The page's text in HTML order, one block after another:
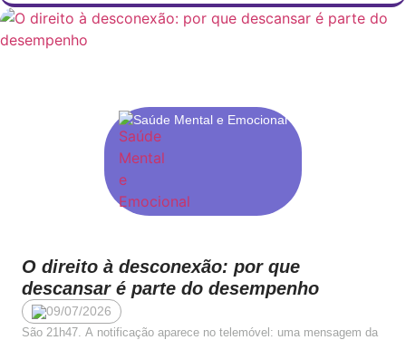
profissional tende a ser indireta, contida, traduzida em queixas
físicas ou em irritabilidade, raramente nomeada […]
Saúde Mental e Emocional
O direito à desconexão: por que
descansar é parte do desempenho
09/07/2026
São 21h47. A notificação aparece no telemóvel: uma mensagem da